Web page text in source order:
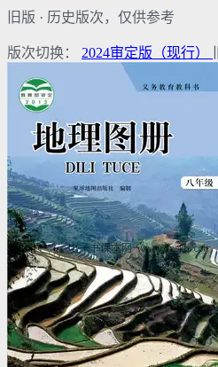
旧版 · 历史版次，仅供参考
版次切换： 2024审定版 （现行）